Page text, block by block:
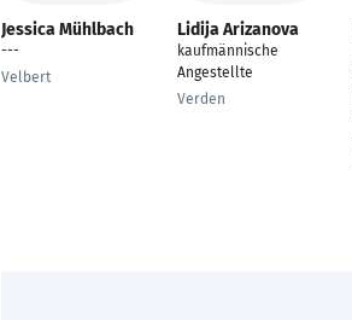
Jessica Mühlbach
---
Velbert
Lidija Arizanova
kaufmännische
Angestellte
Verden